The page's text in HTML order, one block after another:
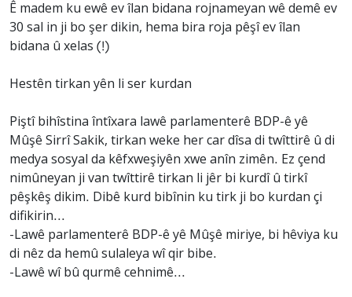
Ê madem ku ewê ev îlan bidana rojnameyan wê demê ev
30 sal in ji bo şer dikin, hema bira roja pêşî ev îlan
bidana û xelas (!)
Hestên tirkan yên li ser kurdan
Piştî bihîstina întîxara lawê parlamenterê BDP-ê yê
Mûşê Sirrî Sakik, tirkan weke her car dîsa di twîttirê û di
medya sosyal da kêfxweşiyên xwe anîn zimên. Ez çend
nimûneyan ji van twîttirê tirkan li jêr bi kurdî û tirkî
pêşkêş dikim. Dibê kurd bibînin ku tirk ji bo kurdan çi
difikirin...
-Lawê parlamenterê BDP-ê yê Mûşê miriye, bi hêviya ku
di nêz da hemû sulaleya wî qir bibe.
-Lawê wî bû qurmê cehnimê...